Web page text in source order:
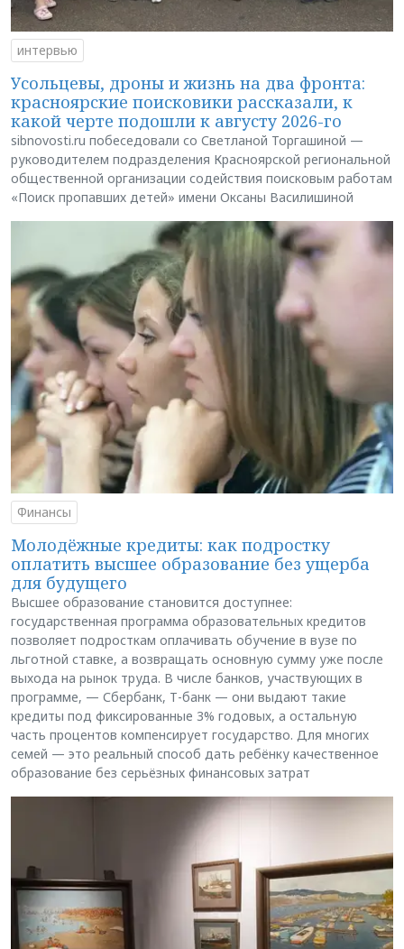
интервью
Усольцевы, дроны и жизнь на два фронта:
красноярские поисковики рассказали, к
какой черте подошли к августу 2026-го
sibnovosti.ru побеседовали со Светланой Торгашиной —
руководителем подразделения Красноярской региональной
общественной организации содействия поисковым работам
«Поиск пропавших детей» имени Оксаны Василишиной
Финансы
Молодёжные кредиты: как подростку
оплатить высшее образование без ущерба
для будущего
Высшее образование становится доступнее:
государственная программа образовательных кредитов
позволяет подросткам оплачивать обучение в вузе по
льготной ставке, а возвращать основную сумму уже после
выхода на рынок труда. В числе банков, участвующих в
программе, — Сбербанк, Т-банк — они выдают такие
кредиты под фиксированные 3% годовых, а остальную
часть процентов компенсирует государство. Для многих
семей — это реальный способ дать ребёнку качественное
образование без серьёзных финансовых затрат